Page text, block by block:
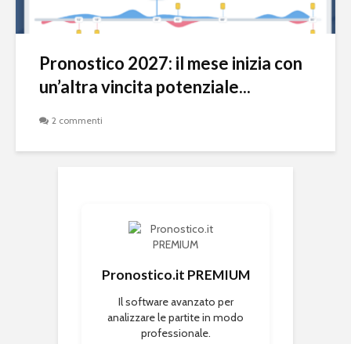
Pronostico 2027: il mese inizia con
un’altra vincita potenziale...
2 commenti
Pronostico.it PREMIUM
Il software avanzato per
analizzare le partite in modo
professionale.